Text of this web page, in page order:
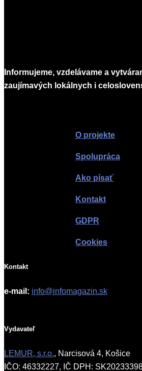
Informujeme, vzdelávame a
zaujímavých lokálnych i
O projekte
Spolupráca
Ako písať
Kontakt
GDPR
Cookies
Kontakt
e-mail: info@infomagazin.sk
Vydavateľ
LEMUR, s.r.o., Narcisová 4, Košice
IČO: 46332227, IČ DPH: